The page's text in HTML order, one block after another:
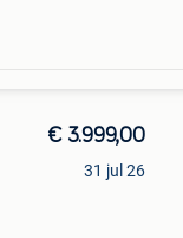
€ 3.999,00
31 jul 26